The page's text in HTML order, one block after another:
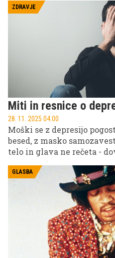
ZDRAVJE
Miti in resnice o
28. 11. 2025 04.00
Moški se z depresijo
besed, z masko
telo in glava ne rečeta -
mitov o moški depresiji
večina moških ne želi
GLASBA